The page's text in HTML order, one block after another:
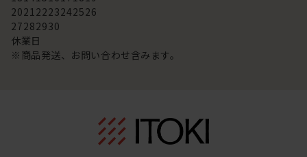
20212223242526
27282930
休業日
※商品発送、お問い合わせ含みます。